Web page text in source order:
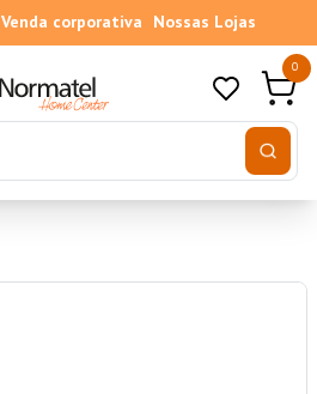
Venda corporativa Nossas Lojas
0